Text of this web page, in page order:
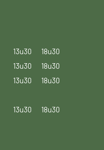
13u30
18u30
13u30
18u30
13u30
18u30
13u30
18u30